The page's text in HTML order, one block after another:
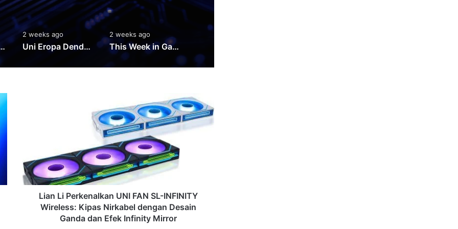
SharePoint, OneDrive, dan Layanan Lain
2 weeks ago
Uni Eropa Denda Google Rp16 Triliun Terkait Search dan Play Store
2 weeks ago
This Week in Gaming Week 30: Dinoblade, ZeroSpace, dan Rilisan Game Pekan Ini
INFINITY
Wireless:
Kipas
Nirkabel
dengan
Lian Li Perkenalkan UNI FAN SL-INFINITY
Wireless: Kipas Nirkabel dengan Desain
Ganda dan Efek Infinity Mirror